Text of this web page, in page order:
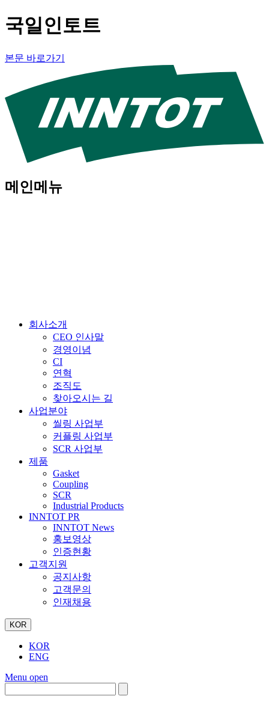
국일인토트
본문 바로가기
메인메뉴
회사소개
CEO 인사말
경영이념
CI
연혁
조직도
찾아오시는 길
사업분야
씰링 사업부
커플링 사업부
SCR 사업부
제품
Gasket
Coupling
SCR
Industrial Products
INNTOT PR
INNTOT News
홍보영상
인증현황
고객지원
공지사항
고객문의
인재채용
KOR
KOR
ENG
Menu open